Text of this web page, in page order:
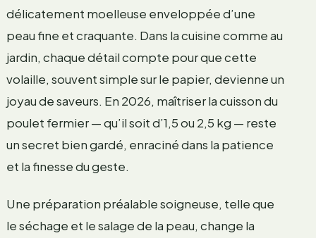
délicatement moelleuse enveloppée d’une
peau fine et craquante. Dans la cuisine comme au
jardin, chaque détail compte pour que cette
volaille, souvent simple sur le papier, devienne un
joyau de saveurs. En 2026, maîtriser la cuisson du
poulet fermier — qu’il soit d’1,5 ou 2,5 kg — reste
un secret bien gardé, enraciné dans la patience
et la finesse du geste.
Une préparation préalable soigneuse, telle que
le séchage et le salage de la peau, change la